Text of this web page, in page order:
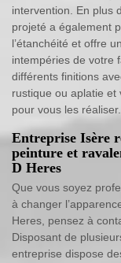
intervention. En plus
projeté a également
l’étanchéité et offre
intempéries de votre
différents finitions
rustique ou aplatie
pour vous les réaliser.
Entreprise Isère
peinture et
D Heres
Que vous soyez
à changer
Heres, pensez à
Disposant de
entreprise dispose